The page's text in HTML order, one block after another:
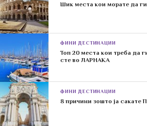
Шик места кои морате да
ФИНИ ДЕСТИНАЦИИ
Топ 20 места кои треба да
сте во ЛАРНАКА
ФИНИ ДЕСТИНАЦИИ
8 причини зошто ја сакате